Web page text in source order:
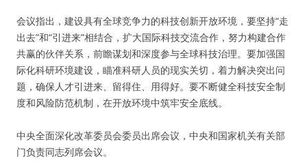
会议指出，建设具有全球竞争力的科技创新开放环境，要坚持“走
出去”和“引进来”相结合，扩大国际科技交流合作，努力构建合作
共赢的伙伴关系，前瞻谋划和深度参与全球科技治理。要加强国
际化科研环境建设，瞄准科研人员的现实关切，着力解决突出问
题，确保人才引进来、留得住、用得好。要不断健全科技安全制
度和风险防范机制，在开放环境中筑牢安全底线。
中央全面深化改革委员会委员出席会议，中央和国家机关有关部
门负责同志列席会议。